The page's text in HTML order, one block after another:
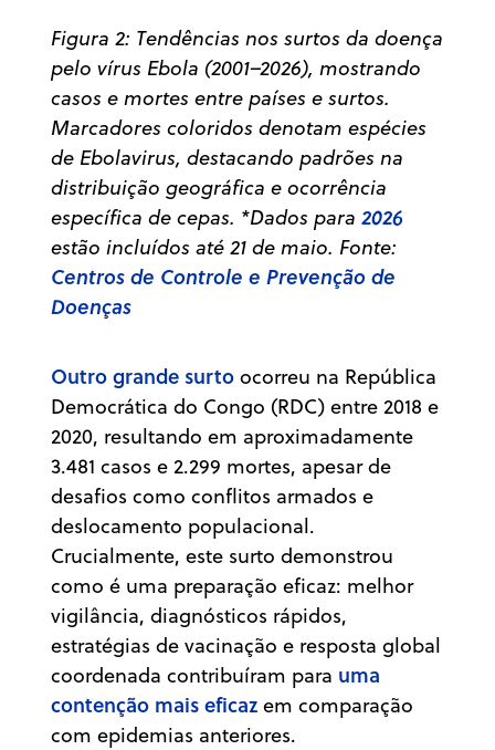
Figura 2: Tendências nos surtos da doença
pelo vírus Ebola (2001–2026), mostrando
casos e mortes entre países e surtos.
Marcadores coloridos denotam espécies
de Ebolavirus, destacando padrões na
distribuição geográfica e ocorrência
específica de cepas. *Dados para 2026
estão incluídos até 21 de maio. Fonte:
Centros de Controle e Prevenção de
Doenças
Outro grande surto ocorreu na República
Democrática do Congo (RDC) entre 2018 e
2020, resultando em aproximadamente
3.481 casos e 2.299 mortes, apesar de
desafios como conflitos armados e
deslocamento populacional.
Crucialmente, este surto demonstrou
como é uma preparação eficaz: melhor
vigilância, diagnósticos rápidos,
estratégias de vacinação e resposta global
coordenada contribuíram para uma
contenção mais eficaz em comparação
com epidemias anteriores.